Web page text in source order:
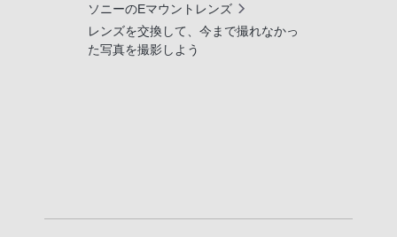
ソニーのEマウントレンズ
レンズを交換して、今まで撮れなかっ
た写真を撮影しよう